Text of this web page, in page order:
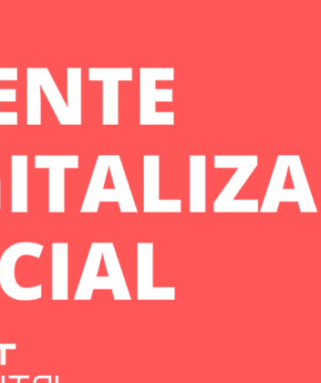
Nosotros
Addis, agencia
Solicita información
Canal de denuncias